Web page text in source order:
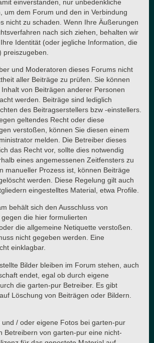
einverstanden, nur unbedenkliche
um dem Forum und den in Verbindung
nicht zu schaden. Wenn Ihre Äußerungen
nach sich ziehen, behalten wir
Identität (oder jegliche Information, die
und Moderatoren dieses Forums nicht
aller Beiträge zu prüfen. Sie können
von Beiträgen anderer Personen
werden. Beiträge sind lediglich
des Beitragserstellers bzw -einstellers.
geltendes Recht oder diese
verstoßen, können Sie diesen einem
melden. Die Betreiber dieses
das Recht vor, sollte dies notwendig
eines angemessenen Zeitfensters zu
manueller Prozess ist, können Beiträge
werden. Diese Regelung gilt auch
eingestelltes Material, etwa Profile.
behält sich den Ausschluss von
die hier formulierten
die allgemeine Netiquette verstoßen.
nicht gegeben werden. Eine
einklagbar.
Bilder bleiben im Forum stehen, auch
endet, egal ob durch eigene
die garten-pur Betreiber. Es gibt
Löschung von Beiträgen oder Bildern.
/ oder eigene Fotos bei garten-pur
Betreibern von garten-pur eine nicht-